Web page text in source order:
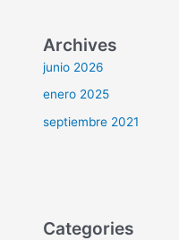
Archives
junio 2026
enero 2025
septiembre 2021
Categories